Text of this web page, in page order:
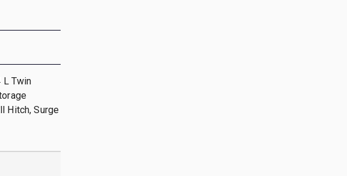
L Twin
Hitch, Surge